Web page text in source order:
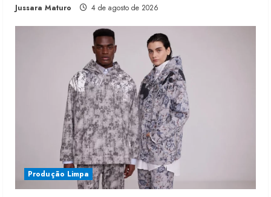
Jussara Maturo 4 de agosto de 2026
Produção Limpa